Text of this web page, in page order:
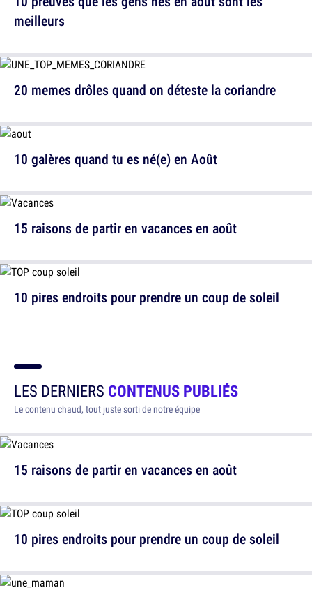
meilleurs
10 galères quand tu es né(e) en Août
10 pires endroits pour prendre un coup de soleil
20 memes drôles quand on déteste la coriandre
15 raisons de partir en vacances en août
LES DERNIERS CONTENUS PUBLIÉS
Le contenu chaud, tout juste sorti de notre équipe
15 raisons de partir en vacances en août
10 pires endroits pour prendre un coup de soleil